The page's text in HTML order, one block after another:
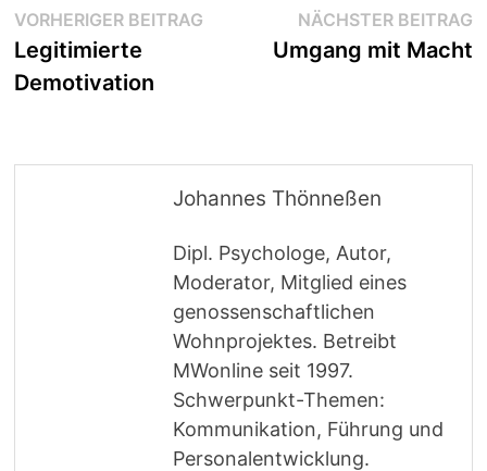
Beitragsnavigation
VORHERIGER BEITRAG Vorheriger
Beitrag:
Legitimierte
Demotivation
NÄCHSTER BEITRAG
Umgang mit Macht
Johannes Thönneßen
Dipl. Psychologe, Autor,
Moderator, Mitglied eines
genossenschaftlichen
Wohnprojektes. Betreibt
MWonline seit 1997.
Schwerpunkt-Themen:
Kommunikation, Führung und
Personalentwicklung.